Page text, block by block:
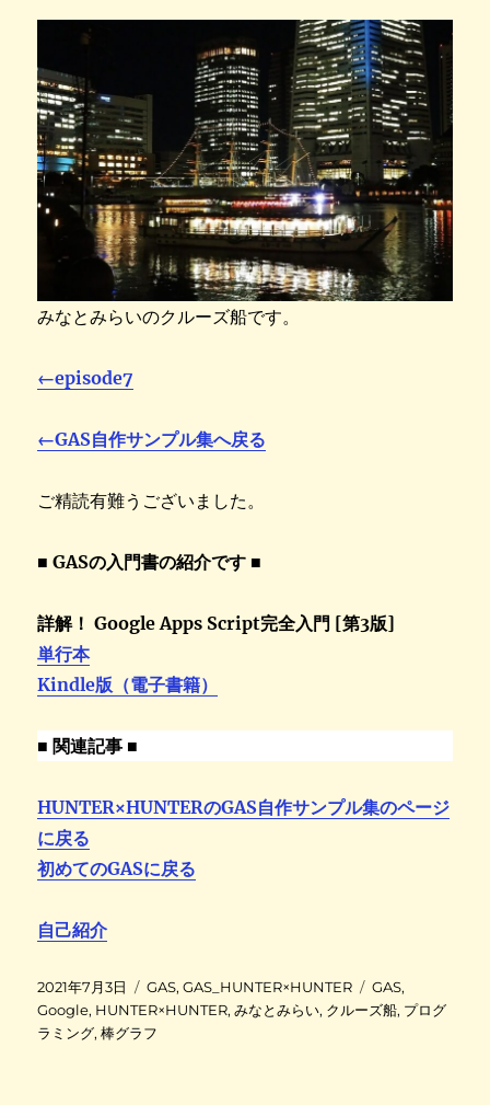
みなとみらいのクルーズ船です。
←episode7
←GAS自作サンプル集へ戻る
ご精読有難うございました。
■ GASの入門書の紹介です ■
詳解！ Google Apps Script完全入門 [第3版]
単行本
Kindle版（電子書籍）
■ 関連記事 ■
HUNTER×HUNTERのGAS自作サンプル集のページ
に戻る
初めてのGASに戻る
自己紹介
投
稿
日
2021年7月3日
カ
テ
ゴ
GAS,GAS_HUNTER×HUNTER
タ
グ
GAS,
Google, HUNTER×HUNTER,みなとみらい, クルーズ船, プログ
ラミング,棒グラフ